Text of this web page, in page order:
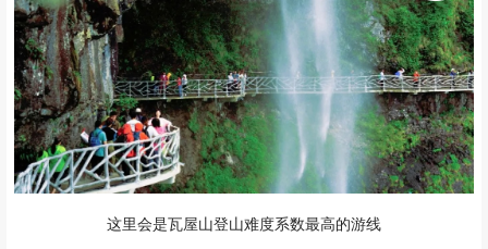
这里会是瓦屋山登山难度系数最高的游线